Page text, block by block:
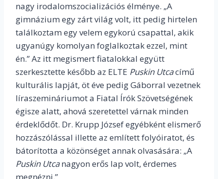
nagy irodalomszocializációs élménye. „A
gimnázium egy zárt világ volt, itt pedig hirtelen
találkoztam egy velem egykorú csapattal, akik
ugyanúgy komolyan foglalkoztak ezzel, mint
én.” Az itt megismert fiatalokkal együtt
szerkesztette később az ELTE Puskin Utcacímű
kulturális lapját, öt éve pedig Gáborral vezetnek
líraszemináriumot a Fiatal Írók Szövetségének
égisze alatt, ahová szeretettel várnak minden
érdeklődőt. Dr. Krupp József egyébként elismerő
hozzászólással illette az említett folyóiratot, és
bátorította a közönséget annak olvasására: „A
Puskin Utcanagyon erős lap volt, érdemes